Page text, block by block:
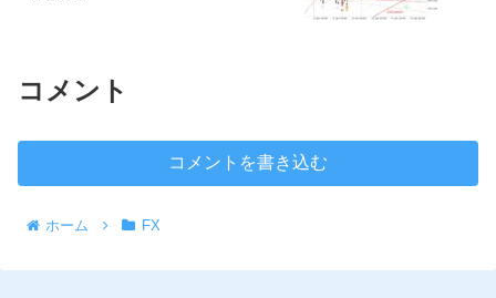
コメント
コメントを書き込む
ホーム FX